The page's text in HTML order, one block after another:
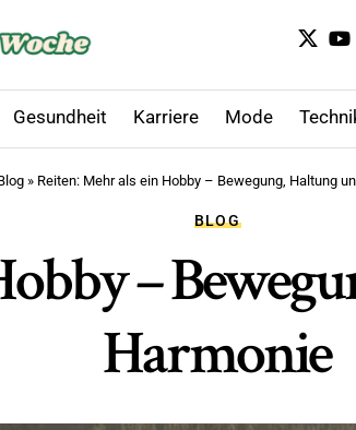
Gesundheit Karriere Mode
» Reiten: Mehr als ein Hobby – Bewegung, Haltung
BLOG
–
Harmonie